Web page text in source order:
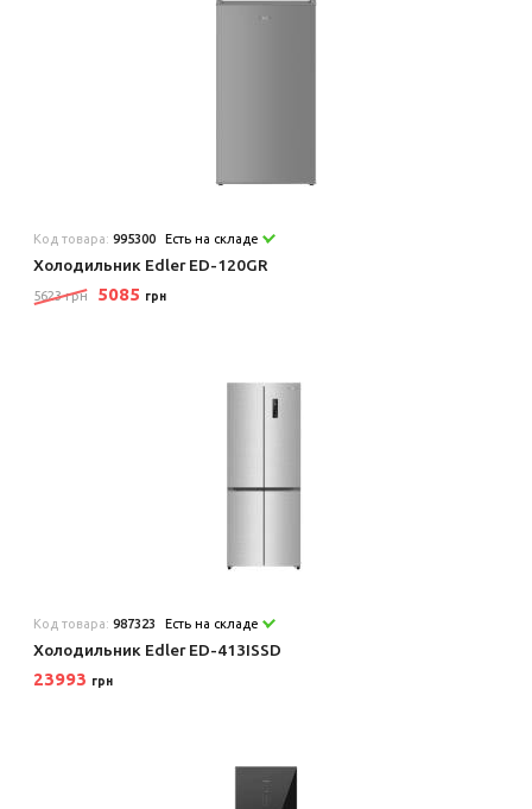
Код товара:995300 Есть на складе
Холодильник Edler ED-120GR
5623 грн 5085 грн
Код товара:987323 Есть на складе
Холодильник Edler ED-413ISSD
23993 грн